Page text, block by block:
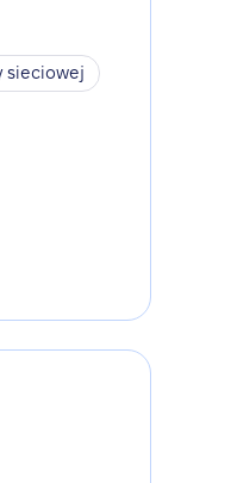
sieciowej